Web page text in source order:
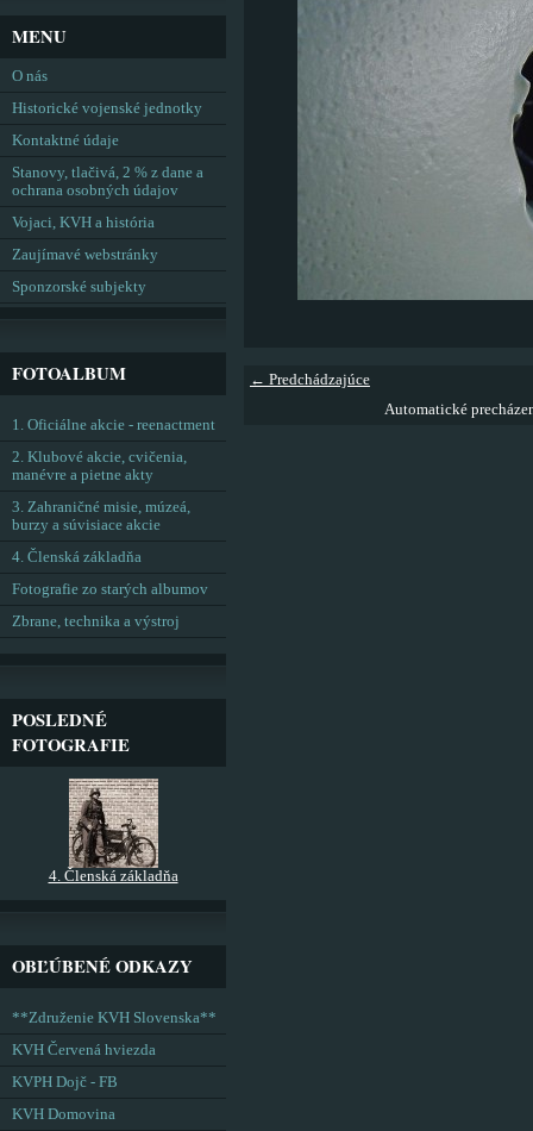
← Predchádzajúce
Automatické
MENU
O nás
Historické vojenské jednotky
Kontaktné údaje
Stanovy, tlačivá, 2 % z dane a
ochrana osobných údajov
Vojaci, KVH a história
Zaujímavé webstránky
Sponzorské subjekty
FOTOALBUM
1. Oficiálne akcie - reenactment
2. Klubové akcie, cvičenia,
manévre a pietne akty
3. Zahraničné misie, múzeá,
burzy a súvisiace akcie
4. Členská základňa
Fotografie zo starých albumov
Zbrane, technika a výstroj
POSLEDNÉ
FOTOGRAFIE
4. Členská základňa
OBĽÚBENÉ ODKAZY
**Združenie KVH Slovenska**
KVH Červená hviezda
KVPH Dojč - FB
KVH Domovina